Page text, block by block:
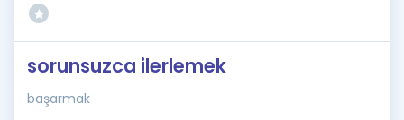
sorunsuzca ilerlemek
başarmak